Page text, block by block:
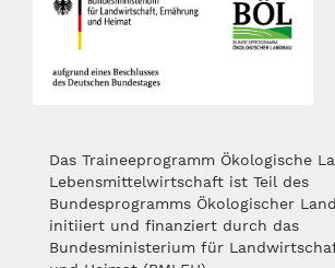
Das Traineeprogramm Ökologische
Lebensmittelwirtschaft ist Teil des
Bundesprogramms Ökologischer
initiiert und finanziert durch das
Bundesministerium für